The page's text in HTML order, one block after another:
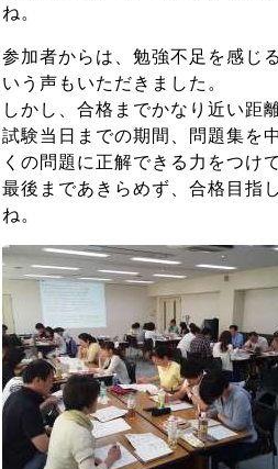
ね。
参加者からは、勉強不足を感じ
いう声もいただきました。
しかし、合格までかなり近い距
試験当日までの期間、問題集を
くの問題に正解できる力をつけ
最後まであきらめず、合格目指
ね。